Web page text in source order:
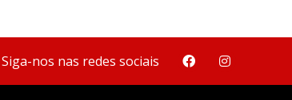
Siga-nos nas redes sociais